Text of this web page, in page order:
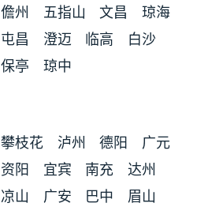
儋州 五指山 文昌
琼海
屯昌 澄迈 临高
白沙
保亭
琼中
攀枝花 泸州 德阳
广元
资阳 宜宾 南充
达州
凉山 广安 巴中
眉山